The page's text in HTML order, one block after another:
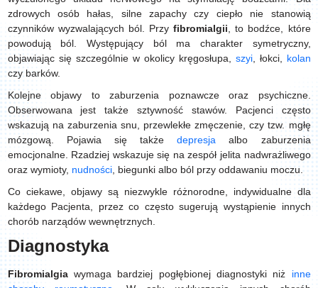
zdrowych osób hałas, silne zapachy czy ciepło nie stanowią
czynników wyzwalających ból. Przyfibromialgii , to bodźce, które
powodują ból. Występujący ból ma charakter symetryczny,
objawiając się szczególnie w okolicy kręgosłupa, szyi, łokci, kolan
czy barków.
Kolejne objawy to zaburzenia poznawcze oraz psychiczne.
Obserwowana jest także sztywność stawów. Pacjenci często
wskazują na zaburzenia snu, przewlekłe zmęczenie, czy tzw. mgłę
mózgową. Pojawia się takżedepresja albo zaburzenia
emocjonalne. Rzadziej wskazuje się na zespół jelita nadwrażliwego
oraz wymioty, nudności, biegunki albo ból przy oddawaniu moczu.
Co ciekawe, objawy są niezwykle różnorodne, indywidualne dla
każdego Pacjenta, przez co często sugerują wystąpienie innych
chorób narządów wewnętrznych.
Diagnostyka
Fibromialgiawymaga bardziej pogłębionej diagnostyki niż inne